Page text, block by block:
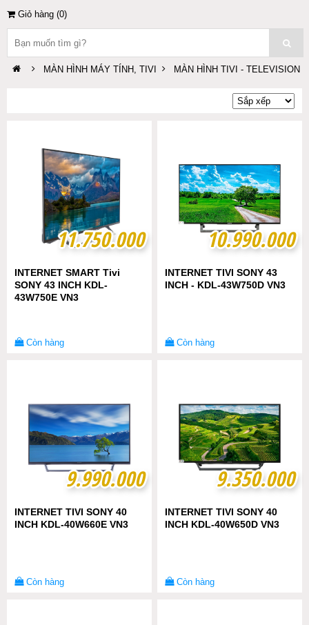
Giỏ hàng (0)
MÀN HÌNH MÁY TÍNH, TIVI MÀN HÌNH TIVI - TELEVISION
11.750.000
11.750.000
INTERNET SMART Tivi
SONY 43 INCH KDL-
43W750E VN3
Còn hàng
10.990.000
10.990.000
INTERNET TIVI SONY 43
INCH - KDL-43W750D VN3
Còn hàng
9.990.000
9.990.000
INTERNET TIVI SONY 40
INCH KDL-40W660E VN3
Còn hàng
9.350.000
9.350.000
INTERNET TIVI SONY 40
INCH KDL-40W650D VN3
Còn hàng